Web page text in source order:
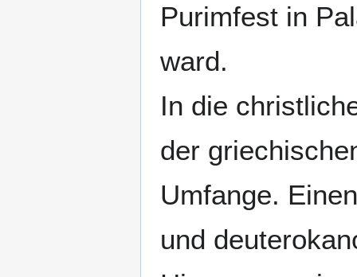
Purimfest in
ward.
In die
der
Umfange.
und